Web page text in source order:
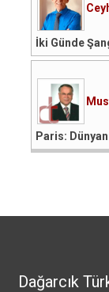
İki Günde
Paris:
Dağarcık